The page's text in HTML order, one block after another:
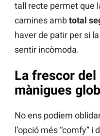
tall recte permet que
camines ambtotal
haver de patir per si
sentir incòmoda.
La frescor
mànigues
No ens podíem
l’opció més “comfy” i